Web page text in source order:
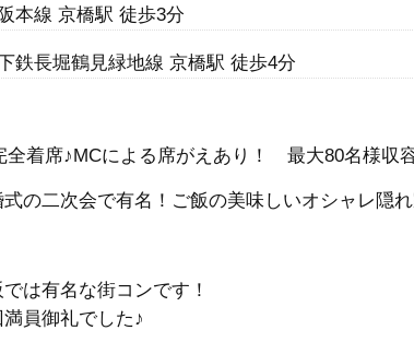
本線 京橋駅 徒歩3分
鉄長堀鶴見緑地線 京橋駅 徒歩4分
全着席♪MCによる席がえあり！ 最大80名様収
式の二次会で有名！ご飯の美味しいオシャレ隠
は有名な街コンです！
員御礼でした♪